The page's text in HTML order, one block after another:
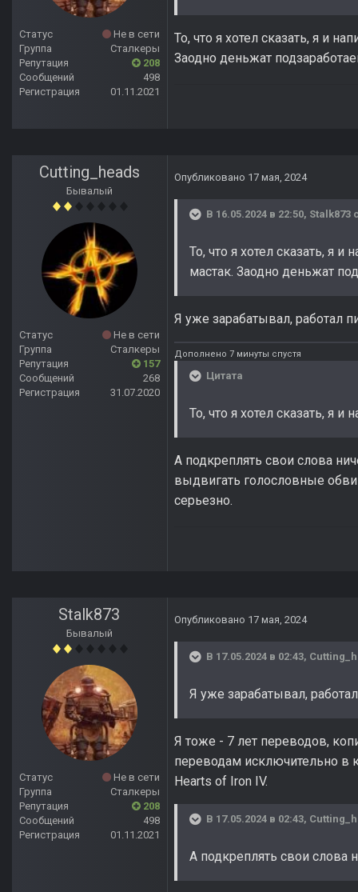
Статус
Не в сети
Группа
Сталкеры
Репутация
208
Сообщений
498
Регистрация
01.11.2021
То, что я хотел сказать, я и
Заодно деньжат
Cutting_heads
Бывалый
Статус
Не в сети
Группа
Сталкеры
Репутация
157
Сообщений
268
Регистрация
31.07.2020
Опубликовано 17 мая, 2024
В 16.05.2024 в 22:50, Stalk873
То, что я хотел сказать, я
мастак. Заодно деньжат
Я уже зарабатывал, работал
Дополнено 7 минуты спустя
Цитата
То, что я хотел сказать, я и
А подкреплять свои слова
выдвигать голословные
серьезно.
Stalk873
Бывалый
Статус
Не в сети
Группа
Сталкеры
Репутация
208
Сообщений
498
Регистрация
01.11.2021
Опубликовано 17 мая, 2024
В 17.05.2024 в 02:43,
Я уже зарабатывал,
Я тоже - 7 лет переводов,
переводам исключительно в
Hearts of Iron IV.
В 17.05.2024 в 02:43,
А подкреплять свои слова